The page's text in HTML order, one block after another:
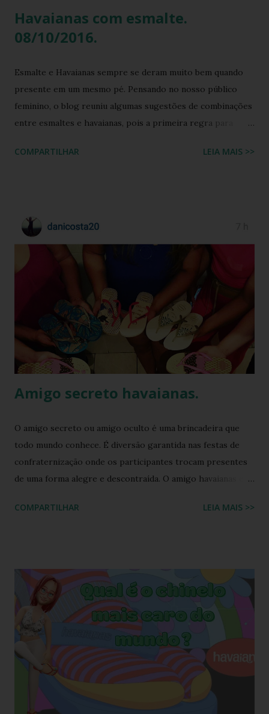
Havaianas com esmalte.
08/10/2016.
Esmalte e Havaianas sempre se deram muito bem quando
presente em um mesmo pé. Pensando no nosso público
feminino, o blog reuniu algumas sugestões de combinações
entre esmaltes e havaianas, pois a primeira regra para
BUSCA PERSONALIZADA NOS ACERVOS DO BLOG
COMPARTILHAR LEIA MAIS >>
Amigo secreto havaianas.
O amigo secreto ou amigo oculto é uma brincadeira que
todo mundo conhece. É diversão garantida nas festas de
confraternização onde os participantes trocam presentes
de uma forma alegre e descontraída. O amigo havaianas é
participantes trocam exclusivamente sandálias havaianas
o amigo havaianas acontece no final do ano para
comemorar o final do ano letivo nas escolas, nas
confraternizações do trabalho, nas festas de fim de ano,
etc.. Além da diversão que a brincadeira proporciona,
também é uma excelente oportunidade de ganhar muitas
havaianas e incorporar sua coleção.
COMPARTILHAR LEIA MAIS >>